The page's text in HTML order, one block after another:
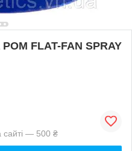
FLAT-FAN SPRAY
сайті — 500 ₴